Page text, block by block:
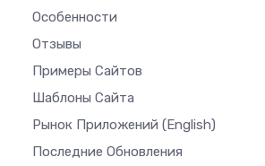
Особенности
Отзывы
Примеры Сайтов
Шаблоны Сайта
Рынок Приложений (English)
Последние Обновления